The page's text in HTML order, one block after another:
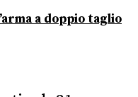
a doppio taglio